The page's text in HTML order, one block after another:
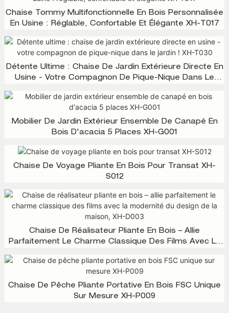
Chaise Tommy Multifonctionnelle En Bois Personnalisée
En Usine : Réglable, Confortable Et Élégante XH-T017
Détente Ultime : Chaise De Jardin Extérieure Directe En
Usine - Votre Compagnon De Pique-Nique Dans Le
Mobilier De Jardin Extérieur Ensemble De Canapé En
Bois D'acacia 5 Places XH-G001
Chaise De Voyage Pliante En Bois Pour Transat XH-
S012
Chaise De Réalisateur Pliante En Bois – Allie
Parfaitement Le Charme Classique Des Films Avec La
Chaise De Pêche Pliante Portative En Bois FSC Unique
Sur Mesure XH-P009